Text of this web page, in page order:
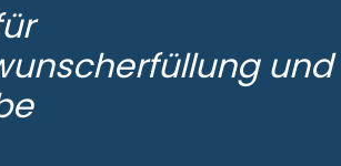
und